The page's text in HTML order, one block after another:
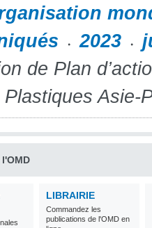
2023
de Plan
Asie-
LIBRAIRIE
Commandez les
publications de l'OMD en